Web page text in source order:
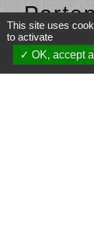
Fonds
This site uses
to activate
OK, accept all